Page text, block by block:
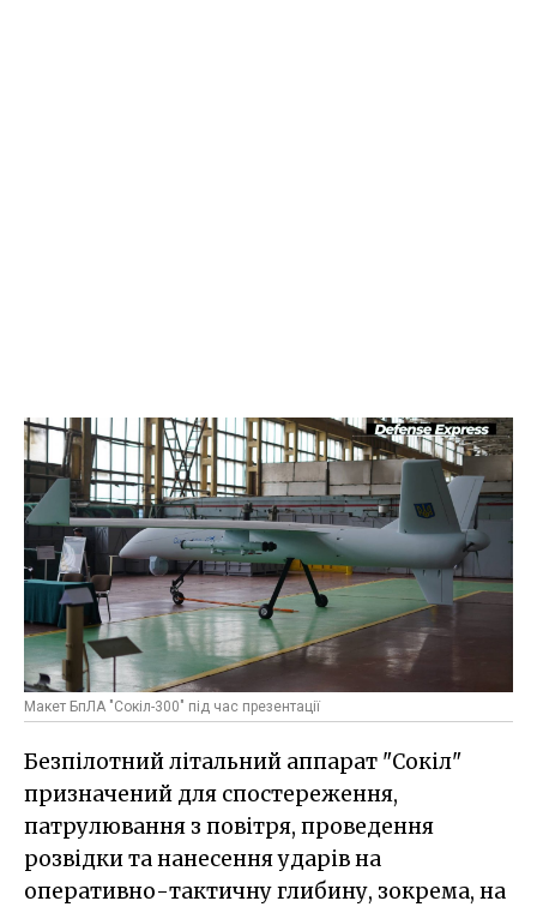
Макет БпЛА "Сокіл-300" під час презентації
Безпілотний літальний аппарат "Сокіл"
призначений для спостереження,
патрулювання з повітря, проведення
розвідки та нанесення ударів на
оперативно-тактичну глибину, зокрема, на